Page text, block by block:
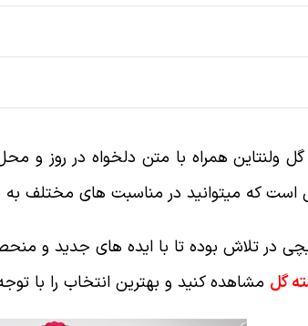
همراه با متن دلخواه در روز و
است که میتوانید در مناسبت های مختلف
تلاش بوده تا با ایده های جدید و
گل مشاهده کنید و بهترین انتخاب را با